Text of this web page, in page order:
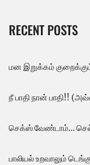
RECENT POSTS
மன இறுக்கம்
நீ பாதி நான் பாதி!!
செக்ஸ் வேண்டாம்…
பாலியல் உறவாலும்